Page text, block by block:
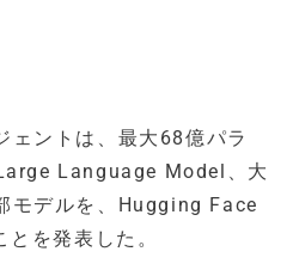
ェントは、最大68億パラ
Language Model、大
モデルを、Hugging Face
を発表した。